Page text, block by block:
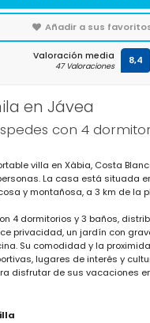
en Jávea
con 4
villa en Xàbia, Costa
La casa está situada
y montañosa, a 3 km de la
4 dormitorios y 3 baños,
privacidad, un jardín con
Su comodidad y la
lugares de interés y
disfrutar de sus vacaciones
Añadir a sus
Valoración media
47 Valoraciones 8,4